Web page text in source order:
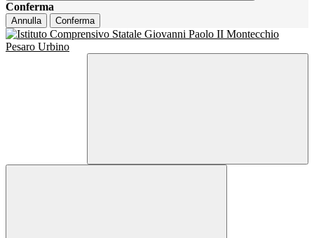
Conferma
Annulla Conferma